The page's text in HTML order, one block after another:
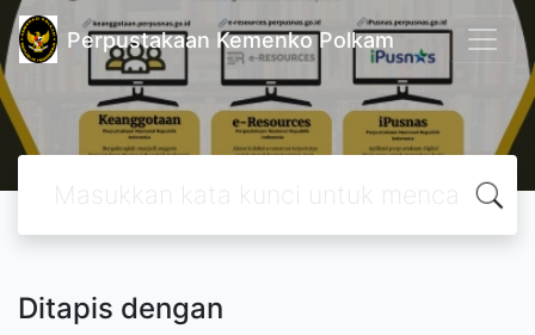
Perpustakaan Kemenko Polkam
Ditapis dengan